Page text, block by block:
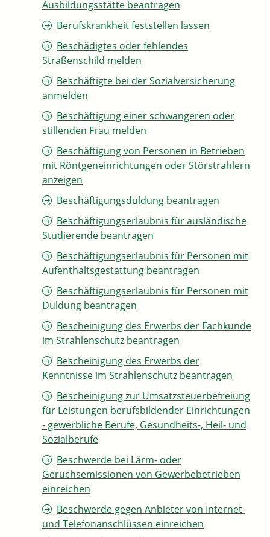
Ausbildungsstätte beantragen
Berufskrankheit feststellen lassen
Beschädigtes oder fehlendes
Straßenschild melden
Beschäftigte bei der Sozialversicherung
anmelden
Beschäftigung einer schwangeren oder
stillenden Frau melden
Beschäftigung von Personen in Betrieben
mit Röntgeneinrichtungen oder Störstrahlern
anzeigen
Beschäftigungsduldung beantragen
Beschäftigungserlaubnis für ausländische
Studierende beantragen
Beschäftigungserlaubnis für Personen mit
Aufenthaltsgestattung beantragen
Beschäftigungserlaubnis für Personen mit
Duldung beantragen
Bescheinigung des Erwerbs der Fachkunde
im Strahlenschutz beantragen
Bescheinigung des Erwerbs der
Kenntnisse im Strahlenschutz beantragen
Bescheinigung zur Umsatzsteuerbefreiung
für Leistungen berufsbildender Einrichtungen
- gewerbliche Berufe, Gesundheits-, Heil- und
Sozialberufe
Beschwerde bei Lärm- oder
Geruchsemissionen von Gewerbebetrieben
einreichen
Beschwerde gegen Anbieter von Internet-
und Telefonanschlüssen einreichen